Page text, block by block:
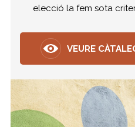
elecció la fem sota
VEURE